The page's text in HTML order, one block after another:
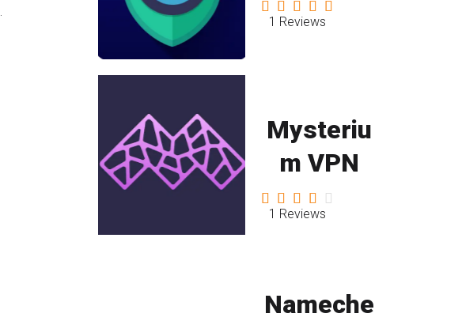
1 Reviews
Mysteriu
m VPN
1 Reviews
Nameche